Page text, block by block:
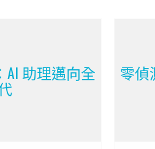
AI 助理邁向全 零偵